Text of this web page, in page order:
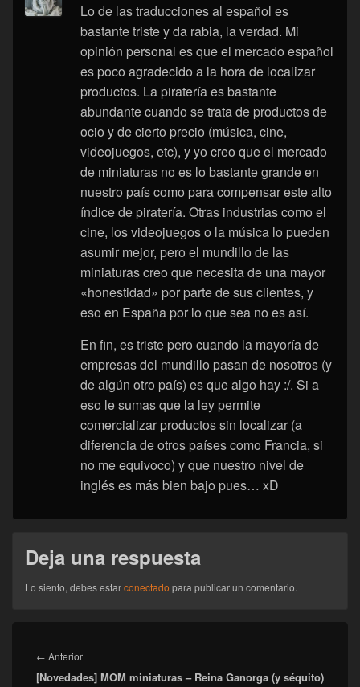
Lo de las traducciones al español es
bastante triste y da rabia, la verdad. Mi
opinión personal es que el mercado español
es poco agradecido a la hora de localizar
productos. La piratería es bastante
abundante cuando se trata de productos de
ocio y de cierto precio (música, cine,
videojuegos, etc), y yo creo que el mercado
de miniaturas no es lo bastante grande en
nuestro país como para compensar este alto
índice de piratería. Otras industrias como el
cine, los videojuegos o la música lo pueden
asumir mejor, pero el mundillo de las
miniaturas creo que necesita de una mayor
«honestidad» por parte de sus clientes, y
eso en España por lo que sea no es así.
En fin, es triste pero cuando la mayoría de
empresas del mundillo pasan de nosotros (y
de algún otro país) es que algo hay :/. Si a
eso le sumas que la ley permite
comercializar productos sin localizar (a
diferencia de otros países como Francia, si
no me equivoco) y que nuestro nivel de
inglés es más bien bajo pues… xD
Deja una respuesta
Lo siento, debes estarconectado para publicar un comentario.
de
entradas
← AnteriorEntrada
anterior:
[Novedades] MOM miniaturas – Reina Ganorga (y séquito)